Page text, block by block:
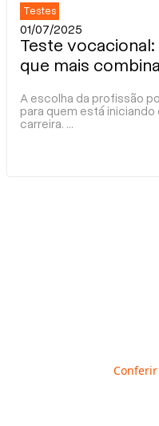
Testes
01/07/2025
Teste
que mais
A escolha da profissão
para quem está
carreira. ...